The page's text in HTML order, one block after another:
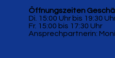
Öffnungszeiten
Di. 15:00 Uhr bis 19:30
Fr. 15:00 bis 17:30 Uhr
Ansprechpartnerin: